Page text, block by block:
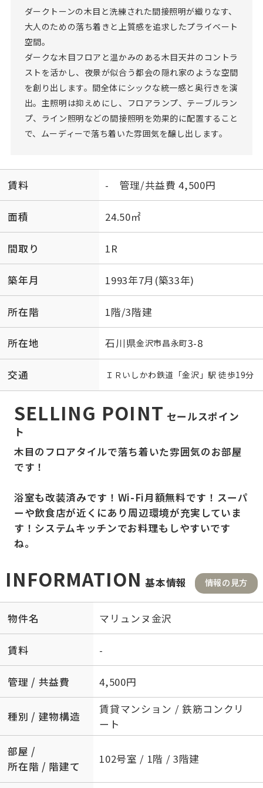
ダークトーンの木目と洗練された間接照明が織りなす、
大人のための落ち着きと上質感を追求したプライベート
空間。
ダークな木目フロアと温かみのある木目天井のコントラ
ストを活かし、夜景が似合う都会の隠れ家のような空間
を創り出します。間全体にシックな統一感と奥行きを演
出。主照明は抑えめにし、フロアランプ、テーブルラン
プ、ライン照明などの間接照明を効果的に配置すること
で、ムーディーで落ち着いた雰囲気を醸し出します。
賃料 - 管理/共益費 4,500円
面積 24.50㎡
間取り 1R
築年月 1993年7月(築33年)
所在階 1階/3階建
所在地 石川県金沢市昌永町3-8
交通 ＩＲいしかわ鉄道 「金沢 」駅 徒歩19分
SELLING POINT セールスポイン
ト
木目のフロアタイルで落ち着いた雰囲気のお部屋
です！
浴室も改装済みです！Wi-Fi月額無料です！スーパ
ーや飲食店が近くにあり周辺環境が充実していま
す！システムキッチンでお料理もしやすいです
ね。
INFORMATION 基本情報 情報の見方
物件名 マリュンヌ金沢
賃料 -
管理 / 共益費 4,500円
種別 / 建物構造
賃貸マンション / 鉄筋コンクリ
ート
部屋 /
所在階 / 階建て
102号室 / 1階 / 3階建